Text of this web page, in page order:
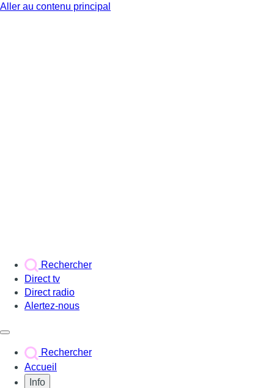
Aller au contenu principal
Rechercher
Direct tv
Direct radio
Alertez-nous
Rechercher
Accueil
Info